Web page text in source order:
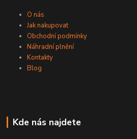
O nás
Jak nakupovat
Obchodní podmínky
Náhradní plnění
Kontakty
Blog
Kde nás najdete